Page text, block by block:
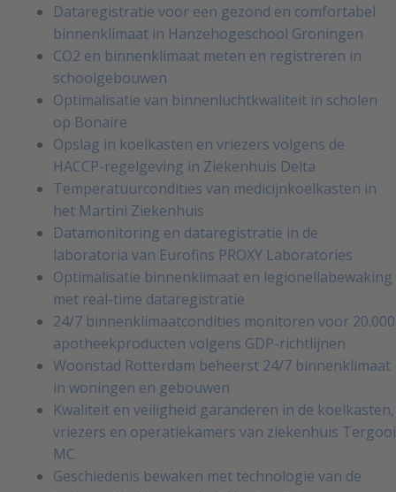
Dataregistratie voor een gezond en comfortabel
binnenklimaat in Hanzehogeschool Groningen
CO2 en binnenklimaat meten en registreren in
schoolgebouwen
Optimalisatie van binnenluchtkwaliteit in scholen
op Bonaire
Opslag in koelkasten en vriezers volgens de
HACCP-regelgeving in Ziekenhuis Delta
Temperatuurcondities van medicijnkoelkasten in
het Martini Ziekenhuis
Datamonitoring en dataregistratie in de
laboratoria van Eurofins PROXY Laboratories
Optimalisatie binnenklimaat en legionellabewaking
met real-time dataregistratie
24/7 binnenklimaatcondities monitoren voor 20.000
apotheekproducten volgens GDP-richtlijnen
Woonstad Rotterdam beheerst 24/7 binnenklimaat
in woningen en gebouwen
Kwaliteit en veiligheid garanderen in de koelkasten,
vriezers en operatiekamers van ziekenhuis Tergooi
MC
Geschiedenis bewaken met technologie van de